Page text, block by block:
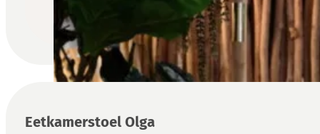
Eetkamerstoel Olga